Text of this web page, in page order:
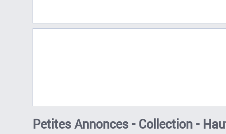
Petites Annonces - Collection -